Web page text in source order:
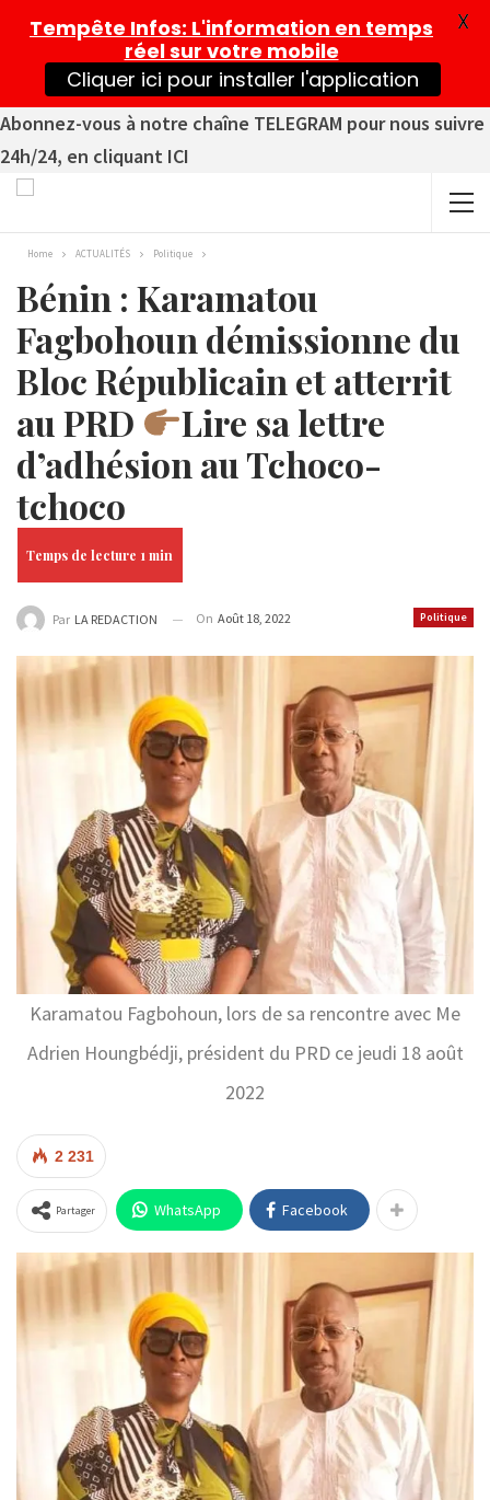
Abonnez-vous à notre chaîne TELEGRAM pour nous suivre
24h/24, en cliquant ICI
Home ACTUALITÉS Politique
Bénin : Karamatou
Fagbohoun démissionne du
Bloc Républicain et atterrit
au PRD
Lire sa lettre
d’adhésion au Tchoco-
tchoco
Politique
Par LA REDACTION On Août 18, 2022
Karamatou Fagbohoun, lors de sa rencontre avec Me
Adrien Houngbédji, président du PRD ce jeudi 18 août
2022
2 231
Partager WhatsApp Facebook
Tempête Infos: L'information en temps
réel sur votre mobile
Cliquer ici pour installer l'application
X